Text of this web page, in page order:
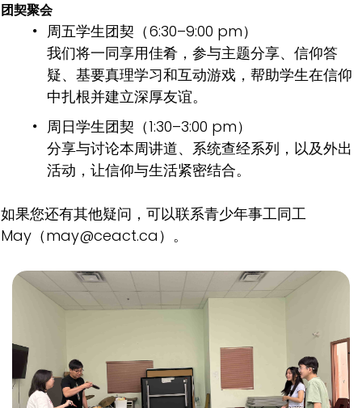
团契聚会
周五学生团契（6:30–9:00 pm）
我们将一同享用佳肴，参与主题分享、信仰答
疑、基要真理学习和互动游戏，帮助学生在信仰
中扎根并建立深厚友谊。
周日学生团契（1:30–3:00 pm）
分享与讨论本周讲道、系统查经系列，以及外出
活动，让信仰与生活紧密结合。
如果您还有其他疑问，可以联系青少年事工同工
May（may@ceact.ca）。